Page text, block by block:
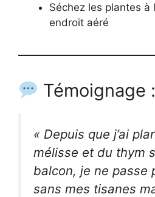
Séchez les plantes à
endroit aéré
Témoignage :
« Depuis que j’ai
mélisse et du thym
balcon, je ne passe
sans mes tisanes